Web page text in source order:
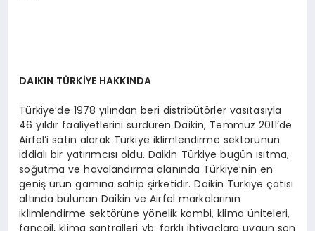
DAIKIN TÜRKİYE HAKKINDA
Türkiye’de 1978 yılından beri distribütörler vasıtasıyla
46 yıldır faaliyetlerini sürdüren Daikin, Temmuz 2011’de
Airfel’i satın alarak Türkiye iklimlendirme sektörünün
iddialı bir yatırımcısı oldu. Daikin Türkiye bugün ısıtma,
soğutma ve havalandırma alanında Türkiye’nin en
geniş ürün gamına sahip şirketidir. Daikin Türkiye çatısı
altında bulunan Daikin ve Airfel markalarının
iklimlendirme sektörüne yönelik kombi, klima üniteleri,
fancoil, klima santralleri vb. farklı ihtiyaçlara uygun son